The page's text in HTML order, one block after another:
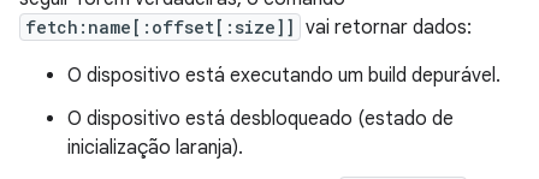
fetch:name[:offset[:size]] vai retornar dados:
O dispositivo está executando um build depurável.
O dispositivo está desbloqueado (estado de
inicialização laranja).